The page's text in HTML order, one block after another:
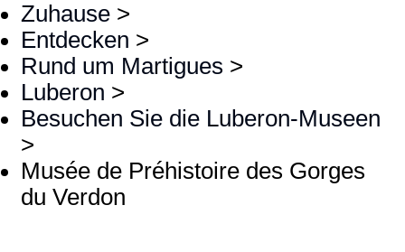
Zuhause >
Entdecken >
Rund um Martigues >
Luberon >
Besuchen Sie die Luberon-Museen
>
Musée de Préhistoire des Gorges
du Verdon